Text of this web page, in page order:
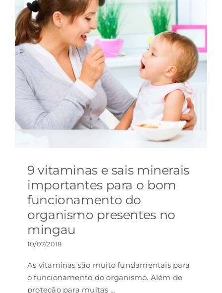
9 vitaminas e sais minerais
importantes para o bom
funcionamento do
organismo presentes no
mingau
10/07/2018
As vitaminas são muito fundamentais para
o funcionamento do organismo. Além de
proteção para muitas ...